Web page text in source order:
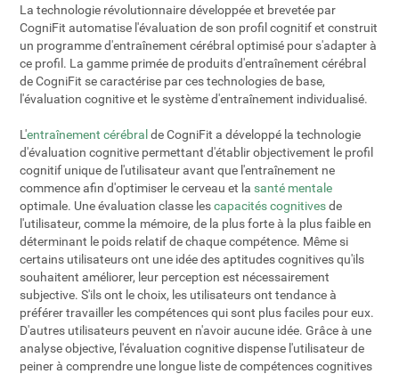
La technologie révolutionnaire développée et brevetée par
CogniFit automatise l'évaluation de son profil cognitif et construit
un programme d'entraînement cérébral optimisé pour s'adapter à
ce profil. La gamme primée de produits d'entraînement cérébral
de CogniFit se caractérise par ces technologies de base,
l'évaluation cognitive et le système d'entraînement individualisé.
L'entraînement cérébral de CogniFit a développé la technologie
d'évaluation cognitive permettant d'établir objectivement le profil
cognitif unique de l'utilisateur avant que l'entraînement ne
commence afin d'optimiser le cerveau et la santé mentale
optimale. Une évaluation classe lescapacités cognitivesde
l'utilisateur, comme la mémoire, de la plus forte à la plus faible en
déterminant le poids relatif de chaque compétence. Même si
certains utilisateurs ont une idée des aptitudes cognitives qu'ils
souhaitent améliorer, leur perception est nécessairement
subjective. S'ils ont le choix, les utilisateurs ont tendance à
préférer travailler les compétences qui sont plus faciles pour eux.
D'autres utilisateurs peuvent en n'avoir aucune idée. Grâce à une
analyse objective, l'évaluation cognitive dispense l'utilisateur de
peiner à comprendre une longue liste de compétences cognitives